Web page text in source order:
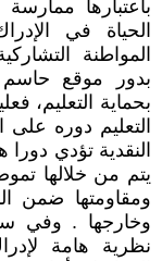
باعتبارها
الحياة في
المواطنة
بدور موقع حاسم
بحماية التعليم،
التعليم دوره على
النقدية تؤدي
يتم من خلالها
ومقاومتها ضمن
وخارجها . وفي
نظرية هامة